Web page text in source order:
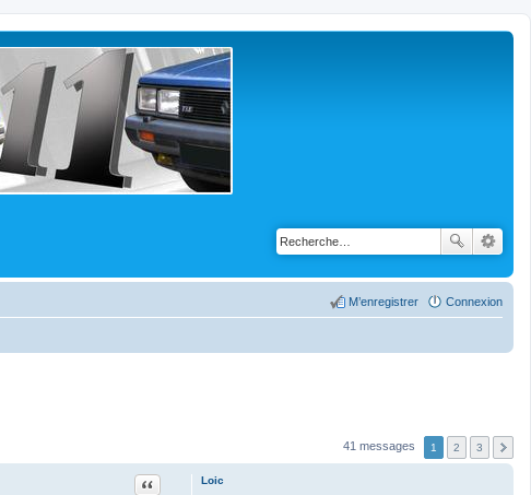
Connexion
M’enregistrer
41 messages 1 2 3
Loic
Citation